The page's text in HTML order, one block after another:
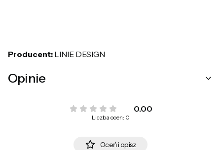
Producent: LINIE DESIGN
Opinie
0.00
Liczba ocen: 0
Oceń i opisz